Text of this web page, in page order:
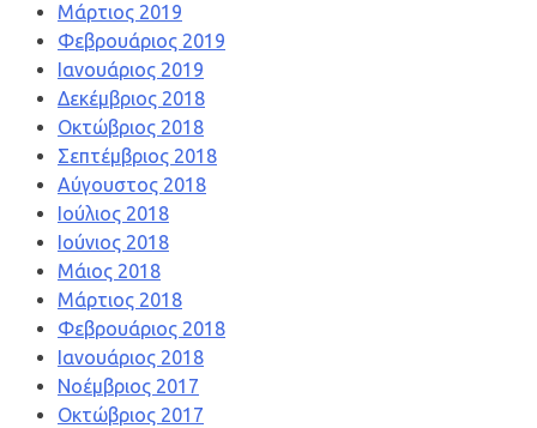
Μάρτιος 2019
Φεβρουάριος 2019
Ιανουάριος 2019
Δεκέμβριος 2018
Οκτώβριος 2018
Σεπτέμβριος 2018
Αύγουστος 2018
Ιούλιος 2018
Ιούνιος 2018
Μάιος 2018
Μάρτιος 2018
Φεβρουάριος 2018
Ιανουάριος 2018
Νοέμβριος 2017
Οκτώβριος 2017